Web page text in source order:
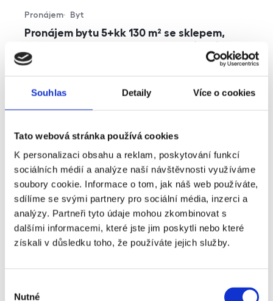
Souhlas Detaily Více o cookies
Tato webová stránka používá cookies
K personalizaci obsahu a reklam, poskytování funkcí
sociálních médií a analýze naší návštěvnosti využíváme
soubory cookie. Informace o tom, jak náš web používáte,
sdílíme se svými partnery pro sociální média, inzerci a
analýzy. Partneři tyto údaje mohou zkombinovat s
dalšími informacemi, které jste jim poskytli nebo které
získali v důsledku toho, že používáte jejich služby.
Nutné
Pronájem bytu 5+kk 130 m² se sklepem,
Typ nabídky
Pronájem
Typ nemovitosti
Byt
funkce
parkování sklep výtah
cena
49 000 Kč